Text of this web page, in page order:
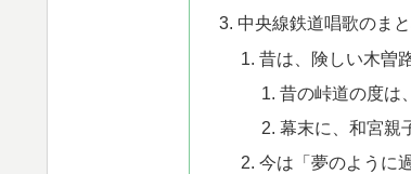
中央線鉄道唱歌のま
昔は、険しい木曽
昔の峠道の度は
幕末に、和宮親
今は「夢のように